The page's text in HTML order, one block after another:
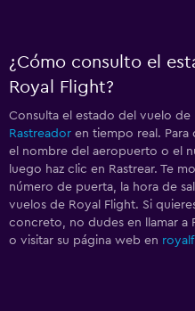
¿Cómo consulto el
Royal Flight?
Consulta el estado del vuelo de
Rastreador en tiempo real. Para
el nombre del aeropuerto o el
luego haz clic en Rastrear. Te
número de puerta, la hora de
vuelos de Royal Flight. Si
concreto, no dudes en llamar a
o visitar su página web en